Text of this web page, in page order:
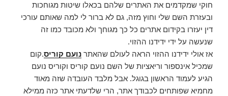
חוקי שמקדמים את האתרים שלהם בכאלו שיטות מגוחכות
ובעזרת השם שלי וחוץ מזה, גם לא ברור לי למה שאותם עורכי
דין יעזרו בקידום אתרים כל כך מגוחך ולא מכובד כמו זה
שנעשה על ידי ידידנו ההזוי.
אז אולי ידידנו ההזוי הראה לעולם שהאתר נועם קוריס.קום
שמכיל אינספור וריאציות של השם נועם קוריס וקוריס נועם
הגיע לעמוד הראשון בגוגל. אבל מלבד העובדה שזה מאוד
מחמיא שפותחים לכבודך אתר, הרי שלדעתי אתר כזה ממילא